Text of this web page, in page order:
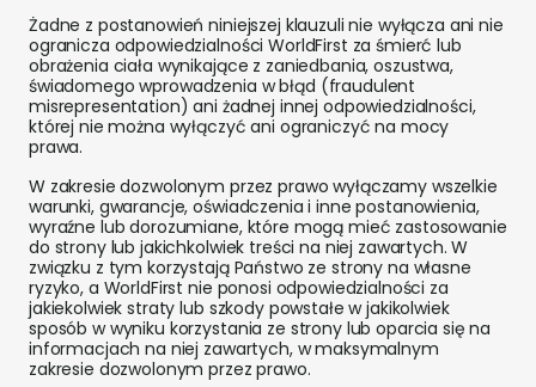
Żadne z postanowień niniejszej klauzuli nie wyłącza ani nie
ogranicza odpowiedzialności WorldFirst za śmierć lub
obrażenia ciała wynikające z zaniedbania, oszustwa,
świadomego wprowadzenia w błąd (fraudulent
misrepresentation) ani żadnej innej odpowiedzialności,
której nie można wyłączyć ani ograniczyć na mocy
prawa.
W zakresie dozwolonym przez prawo wyłączamy wszelkie
warunki, gwarancje, oświadczenia i inne postanowienia,
wyraźne lub dorozumiane, które mogą mieć zastosowanie
do strony lub jakichkolwiek treści na niej zawartych. W
związku z tym korzystają Państwo ze strony na własne
ryzyko, a WorldFirst nie ponosi odpowiedzialności za
jakiekolwiek straty lub szkody powstałe w jakikolwiek
sposób w wyniku korzystania ze strony lub oparcia się na
informacjach na niej zawartych, w maksymalnym
zakresie dozwolonym przez prawo.